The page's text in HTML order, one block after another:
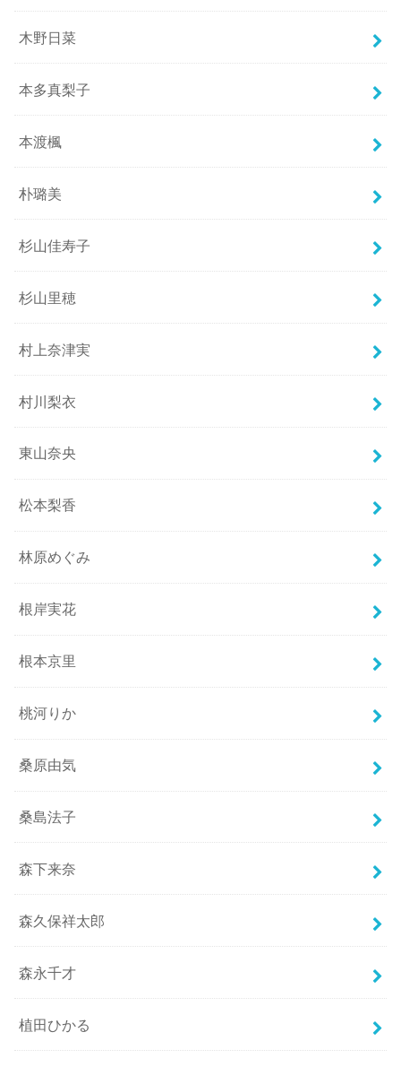
木野日菜
本多真梨子
本渡楓
朴璐美
杉山佳寿子
杉山里穂
村上奈津実
村川梨衣
東山奈央
松本梨香
林原めぐみ
根岸実花
根本京里
桃河りか
桑原由気
桑島法子
森下来奈
森久保祥太郎
森永千才
植田ひかる